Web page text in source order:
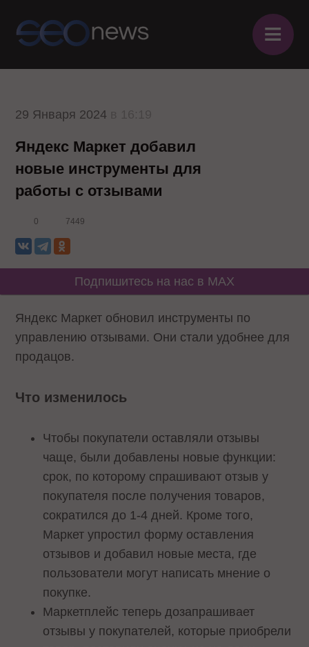
≡
29 Января 2024
Яндекс Маркет добавил
новые инструменты для
работы с отзывами
0 7449
Подпишитесь на нас в MAX
Яндекс Маркет обновил инструменты по
управлению отзывами. Они стали удобнее для
продацов.
Что изменилось
Чтобы покупатели оставляли отзывы
чаще, были добавлены новые функции:
срок, по которому спрашивают отзыв у
покупателя после получения товаров,
сократился до 1-4 дней. Кроме того,
Маркет упростил форму оставления
отзывов и добавил новые места, где
пользователи могут написать мнение о
покупке.
Маркетплейс теперь дозапрашивает
отзывы у покупателей, которые приобрели